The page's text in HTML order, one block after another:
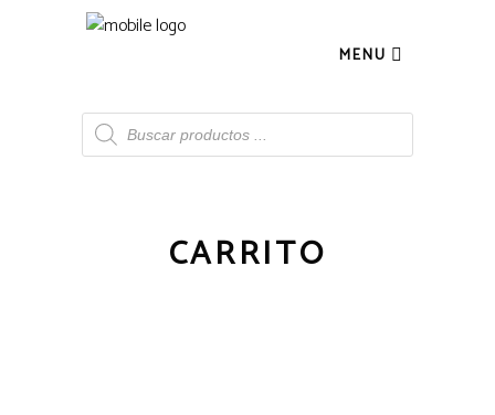
MENU
Búsqueda
de
productos
CARRITO